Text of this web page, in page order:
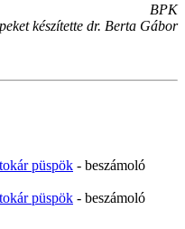
BPK
készítette dr. Berta Gábor
püspök - beszámoló
püspök - beszámoló